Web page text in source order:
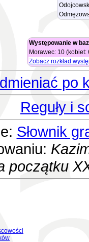
Występowanie w
Morawec: 10 (kobiet:
Zobacz rozkład
po
Reguły i
Słownik
początku